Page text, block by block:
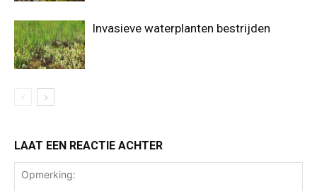
Invasieve waterplanten bestrijden
LAAT EEN REACTIE ACHTER